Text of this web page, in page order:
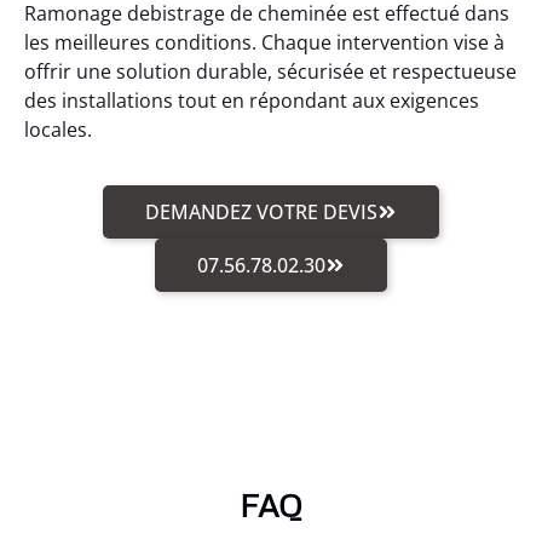
Ramonage debistrage de cheminée est effectué dans
les meilleures conditions. Chaque intervention vise à
offrir une solution durable, sécurisée et respectueuse
des installations tout en répondant aux exigences
locales.
DEMANDEZ VOTRE DEVIS
07.56.78.02.30
FAQ